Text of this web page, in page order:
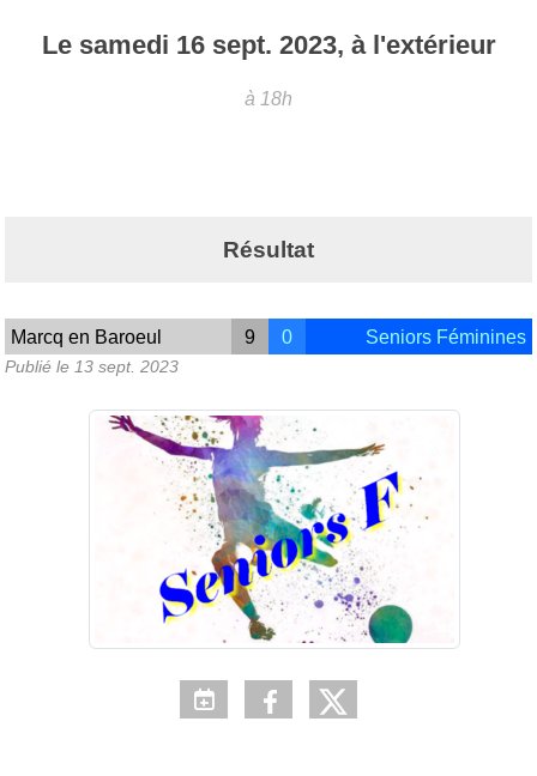
Le samedi 16 sept. 2023, à l'extérieur
à 18h
Résultat
Marcq en Baroeul 9 0 Seniors Féminines
Publié le 13 sept. 2023